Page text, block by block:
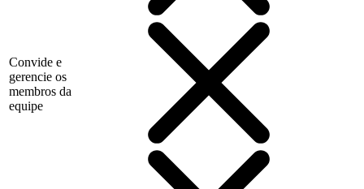
Convide e
gerencie os
membros da
equipe